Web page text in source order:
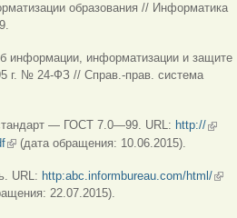
образования // Информатика
информации, информатизации и защите
г. № 24-ФЗ // Справ.-прав. система
— ГОСТ 7.0—99. URL: http://
(внешняя ссылка)
(дата обращения: 10.06.2015).
URL: http:abc.informbureau.com/html/
22.07.2015).